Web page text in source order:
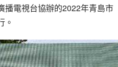
播電視台協辦的2022年青島市
。